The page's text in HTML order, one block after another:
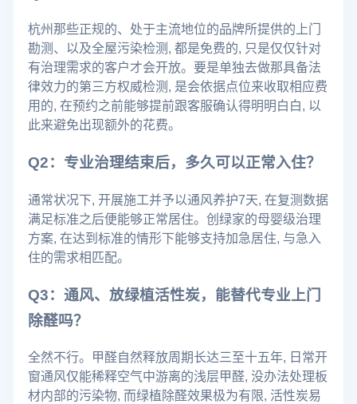
杭州那些正规的、处于主流地位的品牌所提供的上门
勘测、以及全屋污染检测, 都是免费的, 只是仅仅针对
有治理需求的客户才会开放。要是单独去做那具备法
律效力的第三方权威检测, 是会依据点位来收取相应费
用的, 在预约之前能够提前跟客服确认得明明白白, 以
此来避免出现额外的花费。
Q2：专业治理结束后，多久可以正常入住？
通常状况下, 开展施工并予以通风养护7天, 在复测数据
满足标准之后便能够正常居住。创绿家的母婴级治理
方案, 在达到标准的情形下能够支持加急居住, 与急入
住的需求相匹配。
Q3：通风、放绿植活性炭，能替代专业上门
除醛吗？
全然不行。甲醛自然释放周期长达三至十五年, 日常开
窗通风仅能稀释空气中游离的浅层甲醛, 没办法处理板
材内部的污染物, 而绿植除醛效果极为有限, 活性炭易